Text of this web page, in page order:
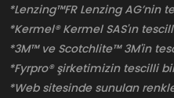
*Lenzing™FR Lenzing AG’nin
*Kermel® Kermel SAS'ın
*3M™ ve Scotchlite™ 3M'in
*Fyrpro® şirketimizin tescilli
*Web sitesinde sunulan